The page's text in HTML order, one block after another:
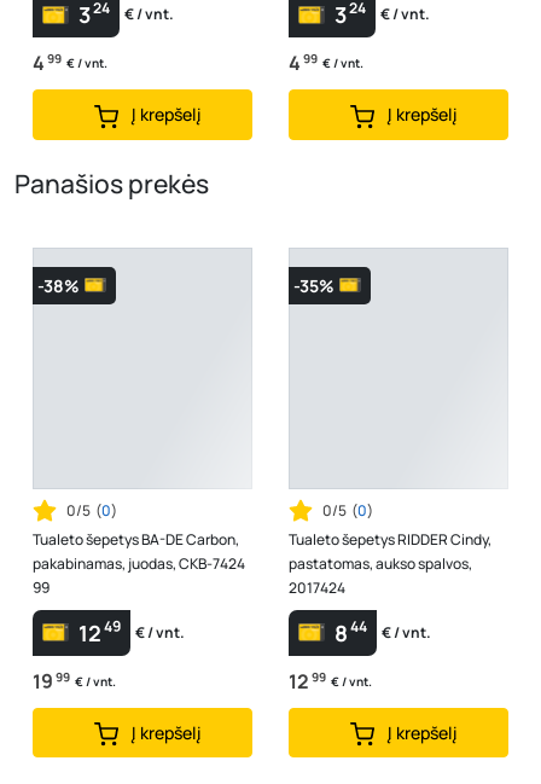
324 € / vnt.
4 99 € / vnt.
Į krepšelį
324 € / vnt.
4 99 € / vnt.
Į krepšelį
Panašios prekės
-38%
0/5 (0)
Tualeto šepetys BA-DE Carbon,
pakabinamas, juodas, CKB-7424
99
1249 € / vnt.
19 99 € / vnt.
Į krepšelį
-35%
0/5 (0)
Tualeto šepetys RIDDER Cindy,
pastatomas, aukso spalvos,
2017424
844 € / vnt.
12 99 € / vnt.
Į krepšelį